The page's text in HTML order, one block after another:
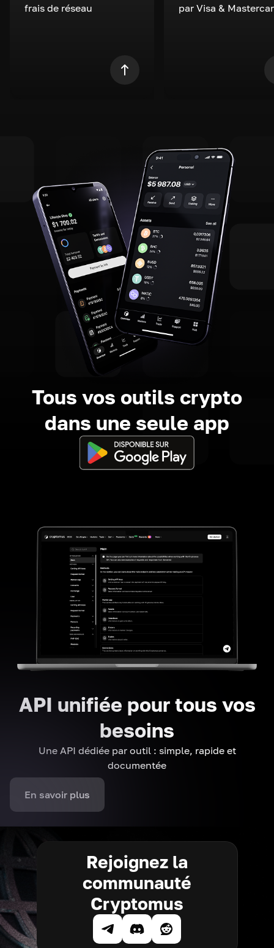
frais de réseau
par Visa &
Tous vos outils crypto
dans une seule app
API unifiée pour tous vos
besoins
Une API dédiée par outil : simple, rapide et
documentée
En savoir plus
Rejoignez la
communauté
Cryptomus